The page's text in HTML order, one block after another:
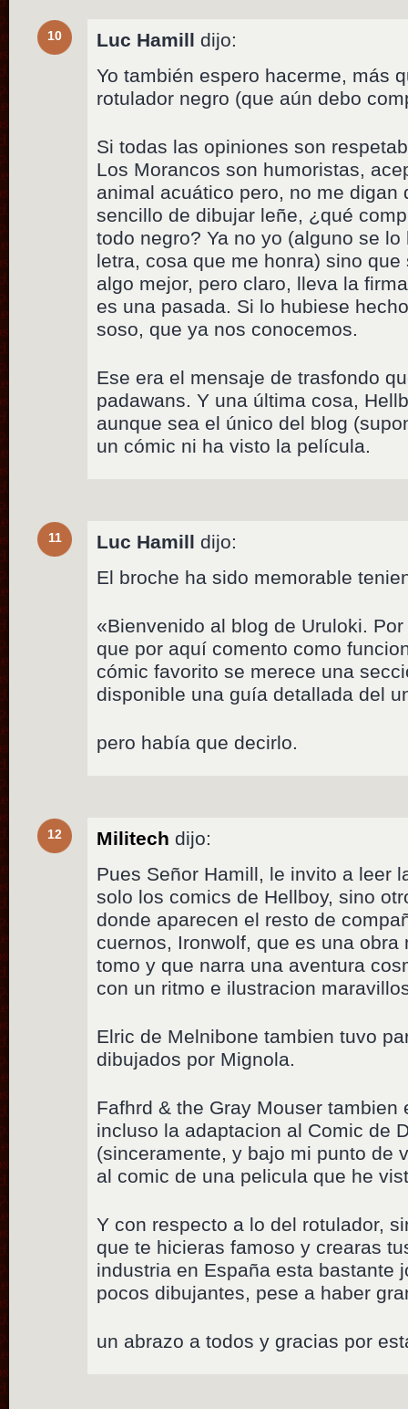
10 Luc Hamill dijo:
Yo también espero hacerme, más
rotulador negro (que aún debo
Si todas las opiniones son
Los Morancos son humoristas,
animal acuático pero, no me digan
sencillo de dibujar leñe, ¿qué
todo negro? Ya no yo (alguno se
letra, cosa que me honra) sino
algo mejor, pero claro, lleva la
es una pasada. Si lo hubiese
soso, que ya nos conocemos.
Ese era el mensaje de trasfondo
padawans. Y una última cosa,
aunque sea el único del blog
un cómic ni ha visto la película.
11 Luc Hamill dijo:
El broche ha sido memorable
«Bienvenido al blog de Uruloki.
que por aquí comento como
cómic favorito se merece una
disponible una guía detallada del
pero había que decirlo.
12 Militech dijo:
Pues Señor Hamill, le invito a leer
solo los comics de Hellboy, sino
donde aparecen el resto de
cuernos, Ironwolf, que es una
tomo y que narra una aventura
con un ritmo e ilustracion
Elric de Melnibone tambien tuvo
dibujados por Mignola.
Fafhrd & the Gray Mouser tambien
incluso la adaptacion al Comic de
(sinceramente, y bajo mi punto de
al comic de una pelicula que he
Y con respecto a lo del rotulador,
que te hicieras famoso y crearas
industria en España esta bastante
pocos dibujantes, pese a haber
un abrazo a todos y gracias por